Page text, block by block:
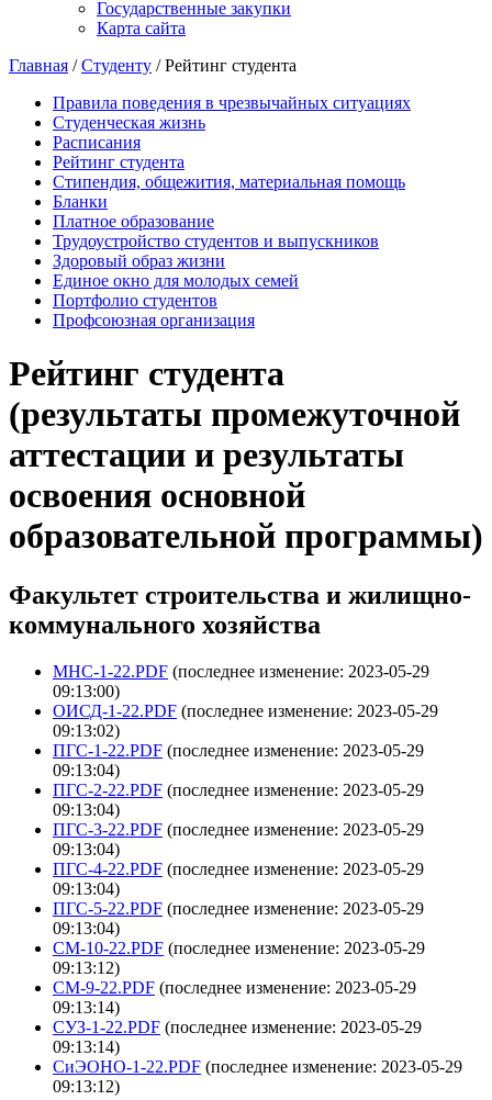
Государственные закупки
Карта сайта
Главная /Студенту / Рейтинг студента
Правила поведения в чрезвычайных ситуациях
Студенческая жизнь
Расписания
Рейтинг студента
Стипендия, общежития, материальная помощь
Бланки
Платное образование
Трудоустройство студентов и выпускников
Здоровый образ жизни
Единое окно для молодых семей
Портфолио студентов
Профсоюзная организация
Рейтинг студента
(результаты промежуточной
аттестации и результаты
освоения основной
образовательной программы)
Факультет строительства и жилищно-
коммунального хозяйства
МНС-1-22.PDF (последнее изменение: 2023-05-29
09:13:00)
ОИСД-1-22.PDF (последнее изменение: 2023-05-29
09:13:02)
ПГС-1-22.PDF (последнее изменение: 2023-05-29
09:13:04)
ПГС-2-22.PDF (последнее изменение: 2023-05-29
09:13:04)
ПГС-3-22.PDF (последнее изменение: 2023-05-29
09:13:04)
ПГС-4-22.PDF (последнее изменение: 2023-05-29
09:13:04)
ПГС-5-22.PDF (последнее изменение: 2023-05-29
09:13:04)
СМ-10-22.PDF (последнее изменение: 2023-05-29
09:13:12)
СМ-9-22.PDF (последнее изменение: 2023-05-29
09:13:14)
СУЗ-1-22.PDF (последнее изменение: 2023-05-29
09:13:14)
СиЭОНО-1-22.PDF (последнее изменение: 2023-05-29
09:13:12)